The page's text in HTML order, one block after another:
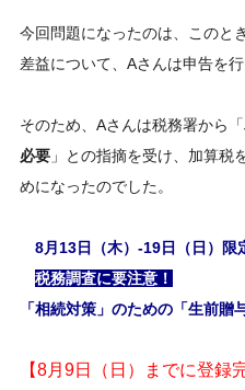
今回問題になったのは、このと
差益について、Aさんは申告を
そのため、Aさんは税務署から「
必要 」との指摘を受け、加算税
めになったのでした。
8月13日（木）-19日（日）限
税務調査に要注意！
「相続対策」のための「生前贈
【8月9日（日）までに登録